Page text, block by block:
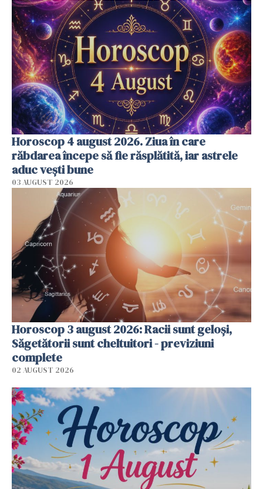
Horoscop 4 august 2026. Ziua în care
răbdarea începe să fie răsplătită, iar astrele
aduc vești bune
03 AUGUST 2026
Horoscop 3 august 2026: Racii sunt geloși,
Săgetătorii sunt cheltuitori - previziuni
complete
02 AUGUST 2026